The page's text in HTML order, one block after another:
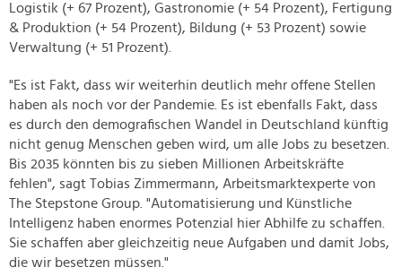
Logistik (+ 67 Prozent), Gastronomie (+ 54 Prozent), Fertigung
& Produktion (+ 54 Prozent), Bildung (+ 53 Prozent) sowie
Verwaltung (+ 51 Prozent).
"Es ist Fakt, dass wir weiterhin deutlich mehr offene Stellen
haben als noch vor der Pandemie. Es ist ebenfalls Fakt, dass
es durch den demografischen Wandel in Deutschland künftig
nicht genug Menschen geben wird, um alle Jobs zu besetzen.
Bis 2035 könnten bis zu sieben Millionen Arbeitskräfte
fehlen", sagt Tobias Zimmermann, Arbeitsmarktexperte von
The Stepstone Group. "Automatisierung und Künstliche
Intelligenz haben enormes Potenzial hier Abhilfe zu schaffen.
Sie schaffen aber gleichzeitig neue Aufgaben und damit Jobs,
die wir besetzen müssen."